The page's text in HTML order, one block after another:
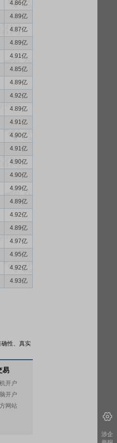
4.86亿
4.89亿
4.87亿
4.89亿
4.91亿
4.85亿
4.89亿
4.92亿
4.89亿
4.91亿
4.90亿
4.91亿
4.90亿
4.90亿
4.99亿
4.89亿
4.92亿
4.89亿
4.97亿
4.95亿
4.92亿
4.93亿
性、真实
易
开户
开户
网站
涉企